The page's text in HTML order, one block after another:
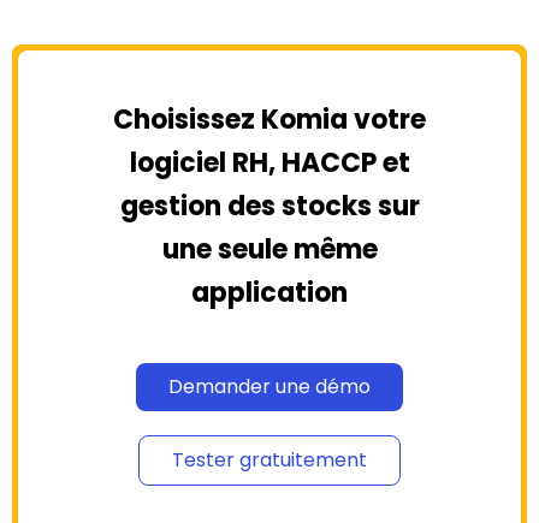
Choisissez Komia votre
logiciel RH, HACCP et
gestion des stocks sur
une seule même
application
Demander une démo
Tester gratuitement